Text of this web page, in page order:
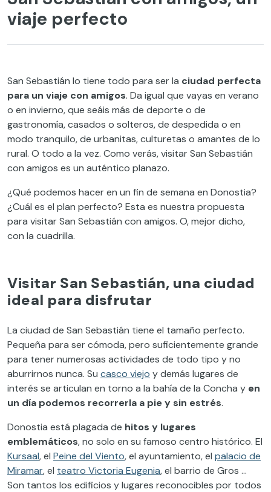
viaje perfecto
San Sebastián lo tiene todo para ser la ciudad perfecta
para un viaje con amigos. Da igual que vayas en verano
o en invierno, que seáis más de deporte o de
gastronomía, casados o solteros, de despedida o en
modo tranquilo, de urbanitas, culturetas o amantes de lo
rural. O todo a la vez. Como verás, visitar San Sebastián
con amigos es un auténtico planazo.
¿Qué podemos hacer en un fin de semana en Donostia?
¿Cuál es el plan perfecto? Esta es nuestra propuesta
para visitar San Sebastián con amigos. O, mejor dicho,
con la cuadrilla.
Visitar San Sebastián, una ciudad
ideal para disfrutar
La ciudad de San Sebastián tiene el tamaño perfecto.
Pequeña para ser cómoda, pero suficientemente grande
para tener numerosas actividades de todo tipo y no
aburrirnos nunca. Su casco viejo y demás lugares de
interés se articulan en torno a la bahía de la Concha y en
un día podemos recorrerla a pie y sin estrés.
Donostia está plagada de hitos y lugares
emblemáticos, no solo en su famoso centro histórico. El
Kursaal, el Peine del Viento, el ayuntamiento, el palacio de
Miramar, el teatro Victoria Eugenia, el barrio de Gros …
Son tantos los edificios y lugares reconocibles por todos